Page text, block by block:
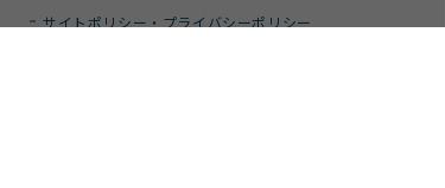
サイトポリシー・プライバシーポリシー